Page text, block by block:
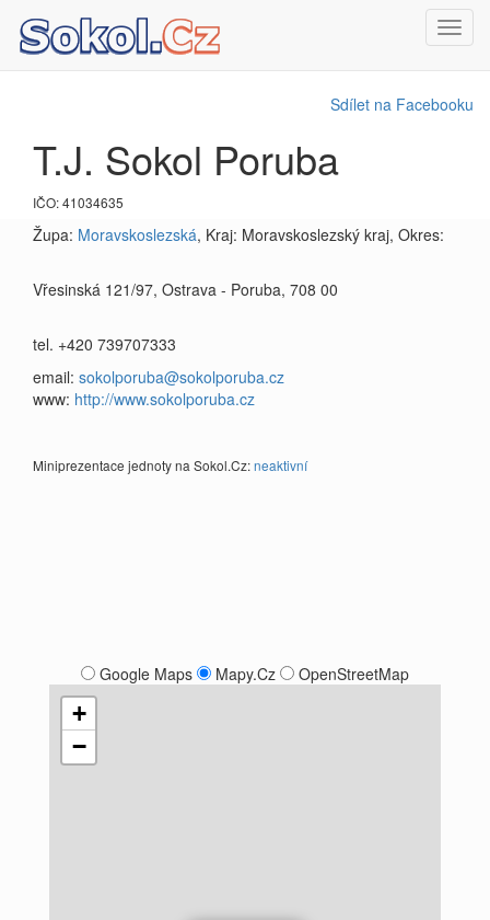
Sdílet na Facebooku
T.J. Sokol Poruba
IČO: 41034635
Župa: Moravskoslezská, Kraj: Moravskoslezský kraj, Okres:
Vřesinská 121/97, Ostrava - Poruba, 708 00
tel. +420 739707333
email: sokolporuba@sokolporuba.cz
www: http://www.sokolporuba.cz
Miniprezentace jednoty na Sokol.Cz:neaktivní
Google Maps Mapy.Cz OpenStreetMap
+
−